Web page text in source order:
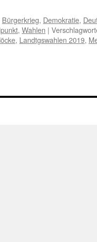
Bürgerkrieg, Demokratie,
, Wahlen |
, Landtgswahlen 2019,